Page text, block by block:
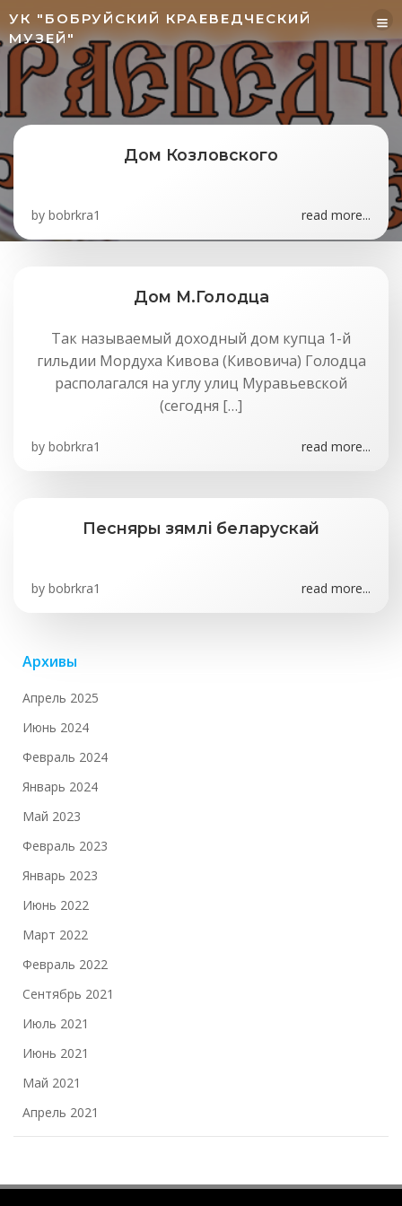
Перейти
к
содержимому
УК "БОБРУЙСКИЙ КРАЕВЕДЧЕСКИЙ
МУЗЕЙ"
Дом Козловского
by bobrkra1 read more...
Дом М.Голодца
Так называемый доходный дом купца 1-й
гильдии Мордуха Кивова (Кивовича) Голодца
располагался на углу улиц Муравьевской
(сегодня […]
by bobrkra1 read more...
Песняры зямлі беларускай
by bobrkra1 read more...
Архивы
Апрель 2025
Июнь 2024
Февраль 2024
Январь 2024
Май 2023
Февраль 2023
Январь 2023
Июнь 2022
Март 2022
Февраль 2022
Сентябрь 2021
Июль 2021
Июнь 2021
Май 2021
Апрель 2021